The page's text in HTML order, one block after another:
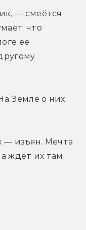
— смеётся
что
её
Земле о них
— изъян. Мечта
ждёт их там,